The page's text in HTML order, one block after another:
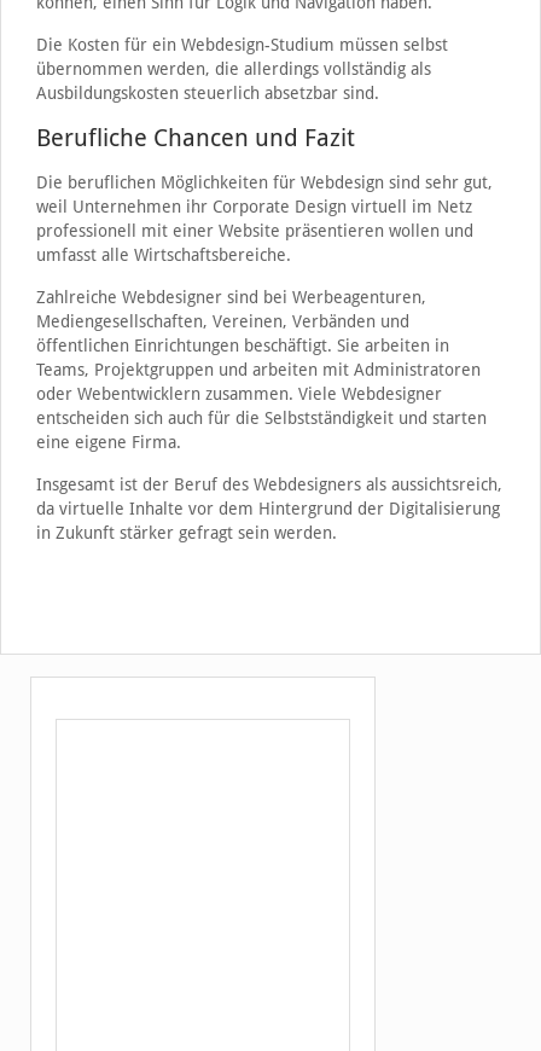
Die Kosten für ein Webdesign-Studium müssen selbst
übernommen werden, die allerdings vollständig als
Ausbildungskosten steuerlich absetzbar sind.
Berufliche Chancen und Fazit
Die beruflichen Möglichkeiten für Webdesign sind sehr gut,
weil Unternehmen ihr Corporate Design virtuell im Netz
professionell mit einer Website präsentieren wollen und
umfasst alle Wirtschaftsbereiche.
Zahlreiche Webdesigner sind bei Werbeagenturen,
Mediengesellschaften, Vereinen, Verbänden und
öffentlichen Einrichtungen beschäftigt. Sie arbeiten in
Teams, Projektgruppen und arbeiten mit Administratoren
oder Webentwicklern zusammen. Viele Webdesigner
entscheiden sich auch für die Selbstständigkeit und starten
eine eigene Firma.
Insgesamt ist der Beruf des Webdesigners als aussichtsreich,
da virtuelle Inhalte vor dem Hintergrund der Digitalisierung
in Zukunft stärker gefragt sein werden.